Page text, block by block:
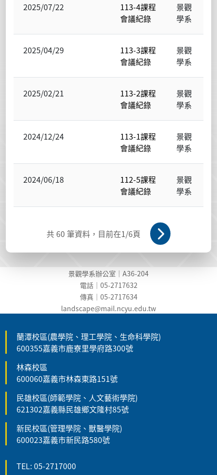
2025/07/22
113-4課程
會議紀錄
景觀
學系
2025/04/29
113-3課程
會議紀錄
景觀
學系
2025/02/21
113-2課程
會議紀錄
景觀
學系
2024/12/24
113-1課程
會議紀錄
景觀
學系
2024/06/18
112-5課程
會議紀錄
景觀
學系
共 60 筆資料，目前在1/6頁
景觀學系辦公室｜A36-204
電話｜05-2717632
傳真｜05-2717634
landscape@mail.ncyu.edu.tw
蘭潭校區(農學院、理工學院、生命科學院)
600355嘉義市鹿寮里學府路300號
林森校區
600060嘉義市林森東路151號
民雄校區(師範學院、人文藝術學院)
621302嘉義縣民雄鄉文隆村85號
新民校區(管理學院、獸醫學院)
600023嘉義市新民路580號
TEL: 05-2717000